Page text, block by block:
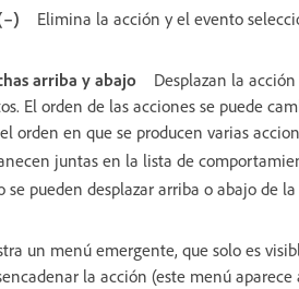
Elimina la acción y el evento
arriba y abajo
Desplazan la
El orden de las acciones se puede
orden en que se producen varias
juntas en la lista de
se pueden desplazar arriba o abajo de
un menú emergente, que solo es
la acción (este menú